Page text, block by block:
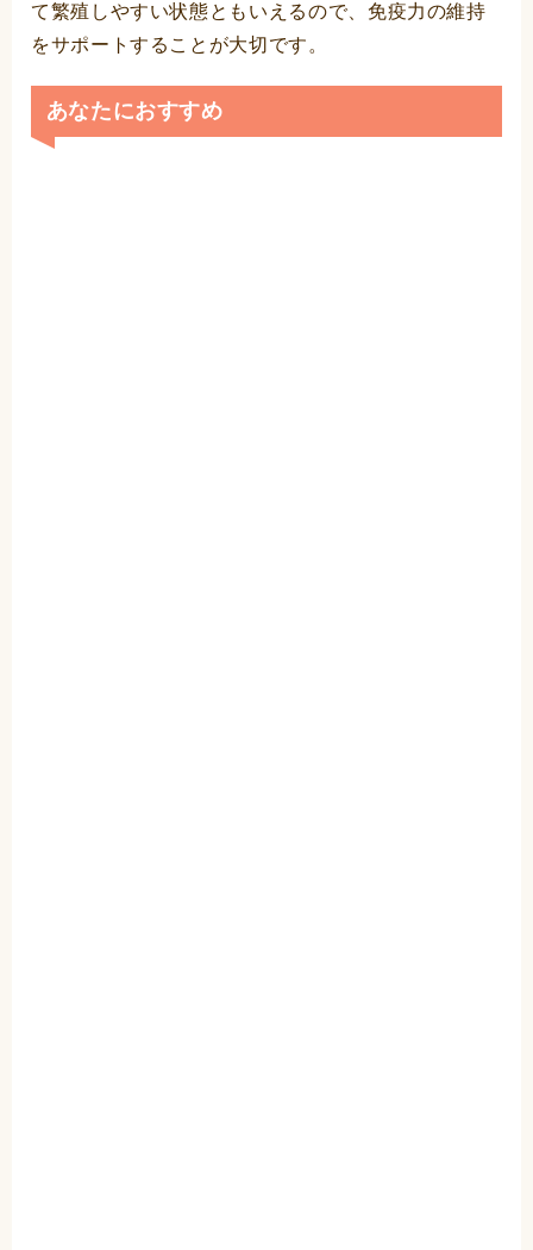
て繁殖しやすい状態ともいえるので、免疫力の維持
をサポートすることが大切です。
あなたにおすすめ